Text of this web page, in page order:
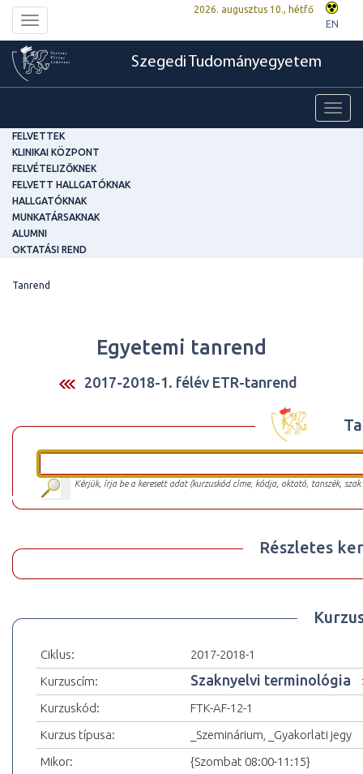
Toggle
navigation
2026. augusztus 10., hétfő
EN
Szegedi Tudományegyetem
FELVETTEK
KLINIKAI KÖZPONT
FELVÉTELIZŐKNEK
FELVETT HALLGATÓKNAK
HALLGATÓKNAK
MUNKATÁRSAKNAK
ALUMNI
OKTATÁSI REND
Tanrend
Egyetemi tanrend
2017-2018-1. félév ETR-tanrend
Kérjük, írja be a keresett adat (kurzuskód címe, kódja, oktató, tanszék,
Részletes
Ciklus:
2017-2018-1
Kurzuscím:
Szaknyelvi terminológia
Kurzuskód:
FTK-AF-12-1
Kurzus típusa:
_Szeminárium, _Gyakorlati jegy
Mikor:
{Szombat 08:00-11:15}